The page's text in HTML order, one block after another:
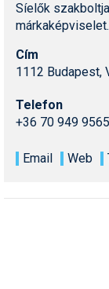
Síelők
márkaképviselet.
Cím
1112 Budapest,
Telefon
+36 70 949 9565
Email Web